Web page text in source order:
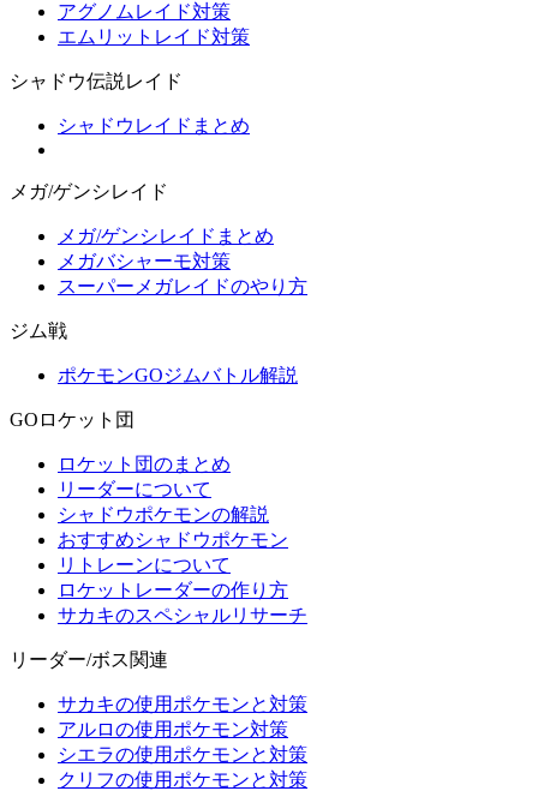
アグノムレイド対策
エムリットレイド対策
シャドウ伝説レイド
シャドウレイドまとめ
メガ/ゲンシレイド
メガ/ゲンシレイドまとめ
メガバシャーモ対策
スーパーメガレイドのやり方
ジム戦
ポケモンGOジムバトル解説
GOロケット団
ロケット団のまとめ
リーダーについて
シャドウポケモンの解説
おすすめシャドウポケモン
リトレーンについて
ロケットレーダーの作り方
サカキのスペシャルリサーチ
リーダー/ボス関連
サカキの使用ポケモンと対策
アルロの使用ポケモン対策
シエラの使用ポケモンと対策
クリフの使用ポケモンと対策